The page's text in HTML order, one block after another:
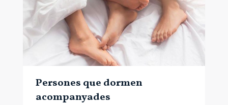
Persones que dormen
acompanyades